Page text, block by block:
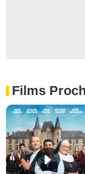
Films